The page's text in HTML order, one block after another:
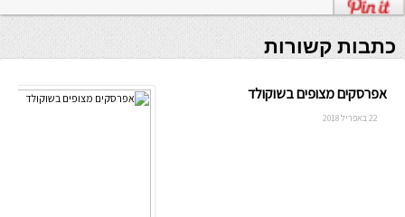
כתבות קשורות
אפרסקים מצופים בשוקולד
22 באפריל 2018